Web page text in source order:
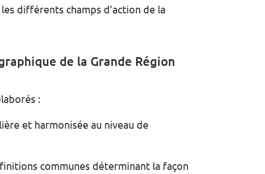
différents champs d’action de la
de la Grande Région
:
et harmonisée au niveau de
communes déterminant la façon